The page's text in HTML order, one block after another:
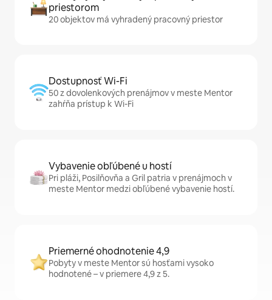
priestorom
20 objektov má vyhradený pracovný priestor
Dostupnosť Wi-Fi
50 z dovolenkových prenájmov v meste Mentor
zahŕňa prístup k Wi-Fi
Vybavenie obľúbené u hostí
Pri pláži, Posilňovňa a Gril patria v prenájmoch v
meste Mentor medzi obľúbené vybavenie hostí.
Priemerné ohodnotenie 4,9
Pobyty v meste Mentor sú hosťami vysoko
hodnotené – v priemere 4,9 z 5.